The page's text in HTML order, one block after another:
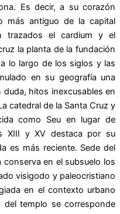
Es decir, a su corazón
más antiguo de la capital
trazados el cardium y el
la planta de la fundación
lo largo de los siglos y las
en su geografía una
hitos inexcusables en
catedral de la Santa Cruz y
como Seu en lugar de
XIII y XV destaca por su
es más reciente. Sede del
en el subsuelo los
visigodo y paleocristiano
en el contexto urbano
del templo se corresponde